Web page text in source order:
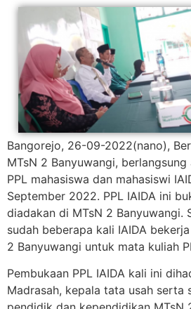
Bangorejo, 26-09-2022(nano),
MTsN 2 Banyuwangi,
PPL mahasiswa dan mahasiswi
September 2022. PPL IAIDA ini
diadakan di MTsN 2 Banyuwangi.
sudah beberapa kali IAIDA
2 Banyuwangi untuk mata kuliah
Pembukaan PPL IAIDA kali ini
Madrasah, kepala tata usah serta